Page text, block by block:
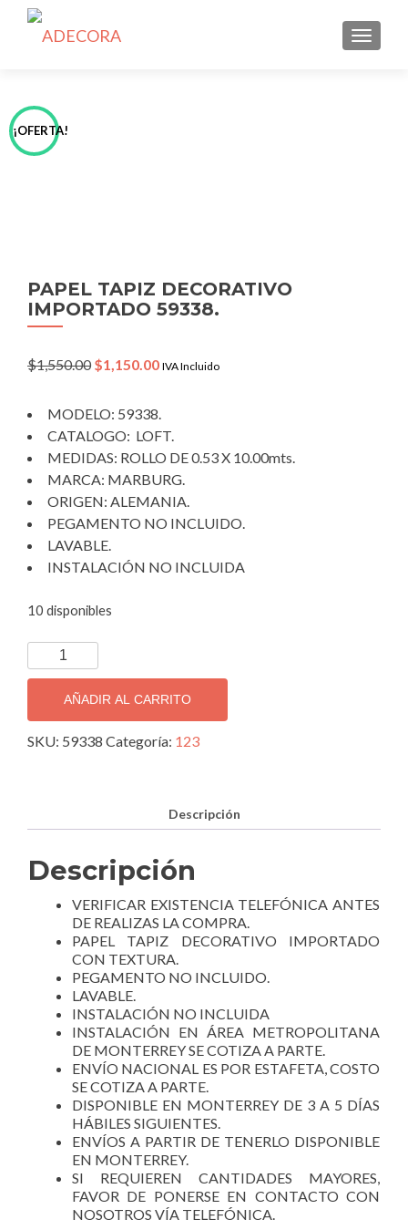
¡OFERTA!
PAPEL TAPIZ DECORATIVO
IMPORTADO 59338.
$1,550.00 Original
$1,550.00.
$1,150.00Current
$1,150.00.
IVA Incluido
MODELO: 59338.
CATALOGO: LOFT.
MEDIDAS: ROLLO DE 0.53 X 10.00mts.
MARCA: MARBURG.
ORIGEN: ALEMANIA.
PEGAMENTO NO INCLUIDO.
LAVABLE.
INSTALACIÓN NO INCLUIDA
10 disponibles
PAPEL
TAPIZ
DECORATIVO
IMPORTADO
59338.
AÑADIR AL CARRITO
SKU: 59338 Categoría: 123
Descripción
Descripción
VERIFICAR EXISTENCIA TELEFÓNICA ANTES
DE REALIZAS LA COMPRA.
PAPEL TAPIZ DECORATIVO IMPORTADO
CON TEXTURA.
PEGAMENTO NO INCLUIDO.
LAVABLE.
INSTALACIÓN NO INCLUIDA
INSTALACIÓN EN ÁREA METROPOLITANA
DE MONTERREY SE COTIZA A PARTE.
ENVÍO NACIONAL ES POR ESTAFETA, COSTO
SE COTIZA A PARTE.
DISPONIBLE EN MONTERREY DE 3 A 5 DÍAS
HÁBILES SIGUIENTES.
ENVÍOS A PARTIR DE TENERLO DISPONIBLE
EN MONTERREY.
SI REQUIEREN CANTIDADES MAYORES,
FAVOR DE PONERSE EN CONTACTO CON
NOSOTROS VÍA TELEFÓNICA.